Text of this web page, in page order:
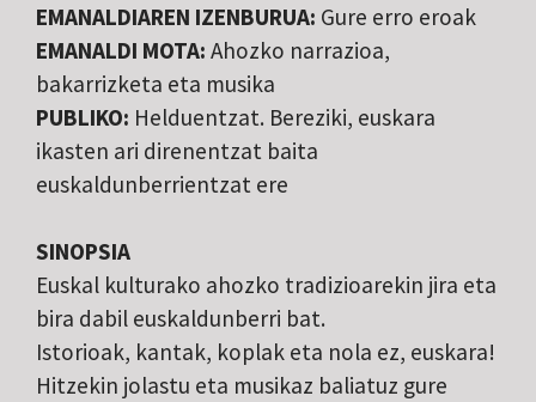
EMANALDIAREN IZENBURUA: Gure erro eroak
EMANALDI MOTA: Ahozko narrazioa,
bakarrizketa eta musika
PUBLIKO: Helduentzat. Bereziki, euskara
ikasten ari direnentzat baita
euskaldunberrientzat ere
SINOPSIA
Euskal kulturako ahozko tradizioarekin jira eta
bira dabil euskaldunberri bat.
Istorioak, kantak, koplak eta nola ez, euskara!
Hitzekin jolastu eta musikaz baliatuz gure